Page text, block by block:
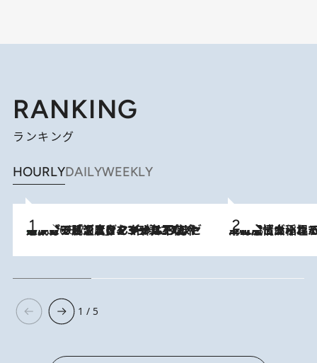
RANKING
ランキング
HOURLYDAILYWEEKLY
2026.8.7
メントールやエタノールは不使用。ピジョンより、マイルドな冷感成分で肌温度をマイナス3℃まで下げる「ごきげんクール ひんやりアクアミスト」を3名様にプレゼント 2026.8.5
下町風情あふれる台北屈指の人気エリア・大稲埕でセンスのいい台湾土産《ヴ
1 / 5